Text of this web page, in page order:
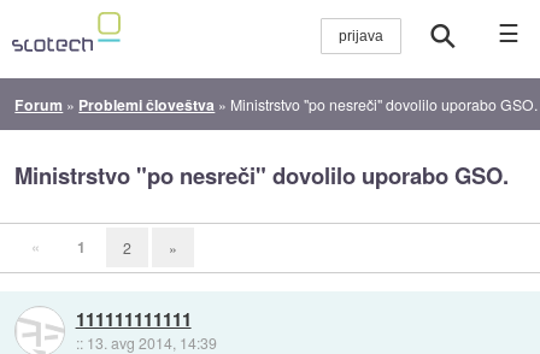
☰
Forum » Problemi človeštva » Ministrstvo "po nesreči" dovolilo uporabo GSO.
Ministrstvo "po nesreči" dovolilo uporabo GSO.
« 1 2 »
111111111111
:: 13. avg 2014, 14:39